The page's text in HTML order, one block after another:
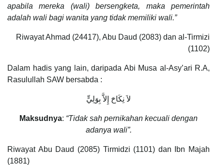
apabila mereka (wali) bersengketa, maka pemerintah
adalah wali bagi wanita yang tidak memiliki wali.”
Riwayat Ahmad (24417), Abu Daud (2083) dan al-Tirmizi
(1102)
Dalam hadis yang lain, daripada Abi Musa al-Asy’ari R.A,
Rasulullah SAW bersabda :
لاَ نِكَاحَ إِلاَّ بِوَلِيٍّ
Maksudnya: “Tidak sah pernikahan kecuali dengan
adanya wali”.
Riwayat Abu Daud (2085) Tirmidzi (1101) dan Ibn Majah
(1881)